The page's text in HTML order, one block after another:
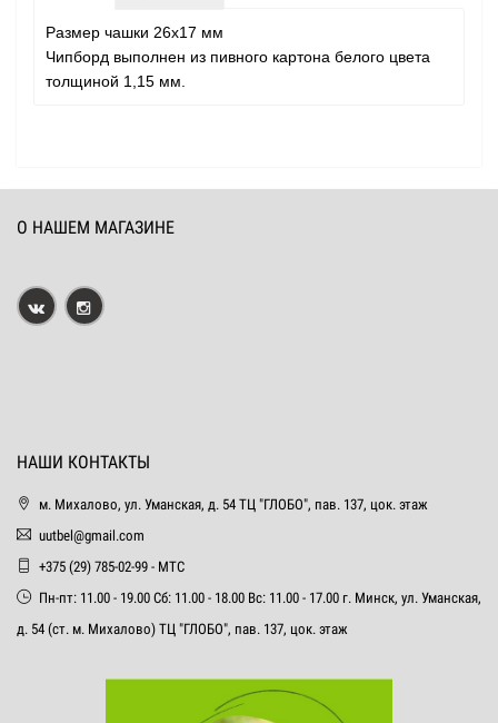
Размер чашки 26х17 мм
Чипборд выполнен из пивного картона белого цвета
толщиной 1,15 мм.
О НАШЕМ МАГАЗИНЕ
НАШИ КОНТАКТЫ
м. Михалово, ул. Уманская, д. 54 ТЦ "ГЛОБО", пав. 137, цок. этаж
uutbel@gmail.com
+375 (29) 785-02-99 - МТС
Пн-пт: 11.00 - 19.00 Сб: 11.00 - 18.00 Вс: 11.00 - 17.00 г. Минск, ул. Уманская,
д. 54 (ст. м. Михалово) ТЦ "ГЛОБО", пав. 137, цок. этаж